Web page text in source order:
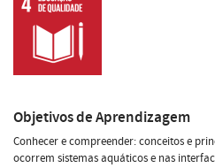
Objetivos de Aprendizagem
Conhecer e compreender: conceitos e
ocorrem sistemas aquáticos e nas